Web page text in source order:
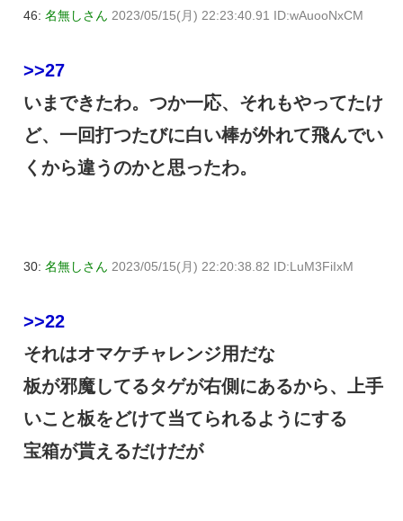
46: 名無しさん 2023/05/15(月) 22:23:40.91 ID:wAuooNxCM
>>27
いまできたわ。つか一応、それもやってたけ
ど、一回打つたびに白い棒が外れて飛んでい
くから違うのかと思ったわ。
30: 名無しさん 2023/05/15(月) 22:20:38.82 ID:LuM3FiIxM
>>22
それはオマケチャレンジ用だな
板が邪魔してるタゲが右側にあるから、上手
いこと板をどけて当てられるようにする
宝箱が貰えるだけだが